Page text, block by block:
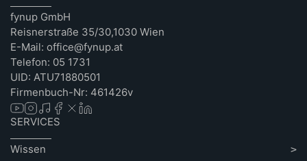
fynup GmbH
Reisnerstraße 35/30,1030 Wien
E-Mail: office@fynup.at
Telefon: 05 1731
UID: ATU71880501
Firmenbuch-Nr: 461426v
SERVICES
Wissen